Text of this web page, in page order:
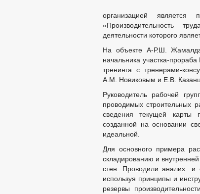
организацией является
«Производительность
деятельности которого
На объекте А-Р.Ш.
начальника участка-
тренинга с тренерами-
А.М. Новиковым и Е.В.
Руководитель рабочей
проводимых строительных
сведения текущей карты
созданной на основании
идеальной.
Для основного примера
складированию и
стен. Проводили анализ и
используя принципы и
резервы